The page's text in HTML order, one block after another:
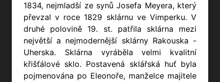
1834, nejmladší ze synů Josefa Meyera, který
převzal v roce 1829 sklárnu ve Vimperku. V
druhé polovině 19. st. patřila sklárna mezi
největší a nejmodernější sklárny Rakouska -
Uherska. Sklárna vyráběla velmi kvalitní
křišťálové sklo. Postavená sklářská huť byla
pojmenována po Eleonoře, manželce majitele